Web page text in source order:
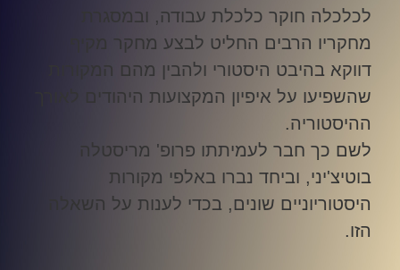
לכלכלה חוקר כלכלת עבודה, ובמסגרת
מחקריו הרבים החליט לבצע מחקר מקיף
דווקא בהיבט היסטורי ולהבין מהם המקורות
שהשפיעו על איפיון המקצועות היהודים לאורך
ההיסטוריה.
לשם כך חבר לעמיתתו פרופ' מריסטלה
בוטיצ'יני, וביחד נברו באלפי מקורות
היסטוריוניים שונים, בכדי לענות על השאלה
הזו.